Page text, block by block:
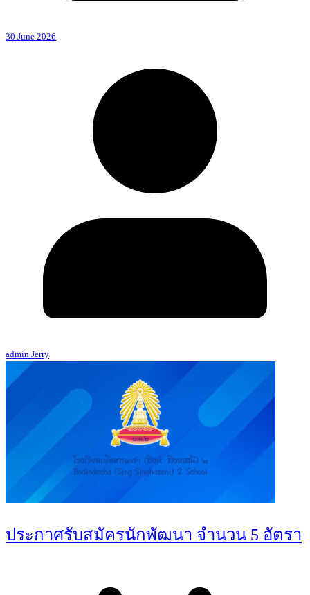
30 June 2026
admin Jerry
ประกาศรับสมัครนักพัฒนา จำนวน 5 อัตรา